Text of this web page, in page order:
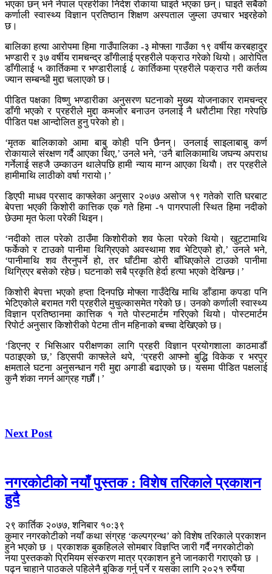
भएका छन् भने नेपाल प्रहरीका निदेश रोकाया घाइते भएका छन्। घाइते सबैकाे
कर्णाली स्वास्थ्य विज्ञान प्रतिष्ठान शिक्षण अस्पताल जुम्ला उपचार भइरहेको
छ।
बालिका हत्या आरोपमा हिमा गाउँपालिका -३ मोफ्ला गाउँका १९ वर्षीय करबहादुर
भण्डारी र ३७ वर्षीय रामचन्द्र डाँगीलाई प्रहरीले पक्राउ गरेको थियो। आरोपित
डाँगीलाई ५ कार्तिकमा र भण्डारीलाई ८ कार्तिकमा प्रहरीले पक्राउ गरी कर्तव्य
ज्यान सम्बन्धी मुद्दा चलाएको छ।
पीडित पक्षका विष्णु भण्डारीका अनुसरण घटनाको मुख्य योजनाकार रामचन्द्र
डाँगी भएकाे र प्रहरीले मुद्दा कमजोर बनाउन उनलाई नै धरौटीमा रिहा गरेपछि
पीडित पक्ष आन्दोलित हुनु परेको हाे।
‘मृतक बालिकाको आमा बाबु कोही पनि छैनन्। उनलाई साइलाबाबु कर्ण
रोकायाले संरक्षण गर्दै आएका थिए,’ उनले भने, ‘उनै बालिकामाथि जघन्य अपराध
गर्नेलाई सहजै उम्काउन थालेपछि हामी न्याय माग्न आएका थियाै। तर प्रहरीले
हामीमाथि लाठीकाे वर्षा गरायाे।’
डिएपी माधव प्रसाद काफ्लेका अनुसार २०७७ असोज १९ गतेको राति घरबाट
बेपत्ता भएकी किशोरी कात्तिक एक गते हिमा -१ पागरपाली स्थित हिमा नदीको
छेउमा मृत फेला परेकी थिइन।
‘नदीको ताल परेकाे ठाउँमा किशोरीको शव फेला परेको थियाे। खुट्टामाथि
फर्केको र टाउको पानीमा थिग्रिएको अवस्थामा शव भेटिएको हो,’ उनले भने,
‘पानीमाथि शव तैरनुपर्ने हो, तर घाँटीमा डोरी बाँधिएकोले टाउको पानीमा
थिग्रिएर बसेको रहेछ। घटनाको सबै प्रकृति हेर्दा हत्या भएकाे देखिन्छ।’
किशोरी बेपत्ता भएको हप्ता दिनपछि मोफ्ला गाउँदेखि माथि डाँडामा कपडा पनि
भेटिएकोले बरामत गरी प्रहरीले मुचुल्कासमेत गरेको छ। उनकाे कर्णाली स्वास्थ्य
विज्ञान प्रतिष्ठानमा कात्तिक १ गते पोस्टमार्टम गरिएको थियो। पोस्टमार्टम
रिपाेर्ट अनुसार किशोरीको पेटमा तीन महिनाको बच्चा देखिएको छ।
‘डिएनए र भिसिआर परीक्षणका लागि प्रहरी विज्ञान प्रयोगशाला काठमाडौं
पठाइएको छ,’ डिएसपी काफ्लेले थपे, ‘प्रहरी आफ्नो बुद्धि विकेक र भरपुर
क्षमताले घटना अनुसन्धान गरी मुद्दा अगाडी बढाएको छ। यसमा पीडित पक्षलाई
कुनै शंका नगर्न आग्रह गर्छाैं।’
Next Post
नगरकोटीको नयाँ पुस्तक : विशेष तरिकाले प्रकाशन
हुदै
२९ कार्तिक २०७७, शनिबार १०:३९
कुमार नगरकोटीको नयाँ कथा संग्रह ‘कल्पग्रन्थ’ को विशेष तरिकाले प्रकाशन
हुने भएकाे छ । प्रकाशक बुकहिलले सोमबार विज्ञप्ति जारी गर्दै नगरकाेटीकाे
नया पुस्तककाे प्रिमियम संस्करण मात्र प्रकाशन हुने जानकारी गराएकाे छ ।
पढ्न चाहाने पाठकले पहिलेनै बुकिङ गर्नु पर्ने र यसका लागि २०२१ रुपैंया